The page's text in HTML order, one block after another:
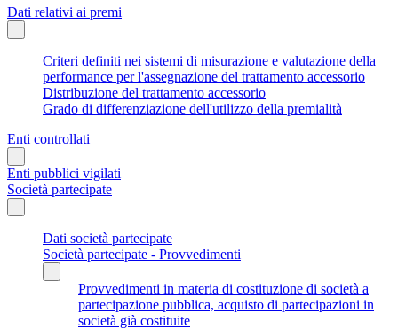
Dati relativi ai premi
Criteri definiti nei sistemi di misurazione e valutazione della
performance per l'assegnazione del trattamento accessorio
Distribuzione del trattamento accessorio
Grado di differenziazione dell'utilizzo della premialità
Enti controllati
Enti pubblici vigilati
Società partecipate
Dati società partecipate
Società partecipate - Provvedimenti
Provvedimenti in materia di costituzione di società a
partecipazione pubblica, acquisto di partecipazioni in
società già costituite